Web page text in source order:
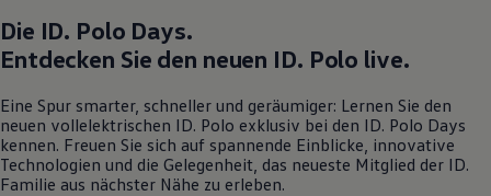
Die ID. Polo Days.
Entdecken Sie den neuen ID. Polo live.
Eine Spur smarter, schneller und geräumiger: Lernen Sie den
neuen vollelektrischen ID. Polo exklusiv bei den ID. Polo Days
kennen. Freuen Sie sich auf spannende Einblicke, innovative
Technologien und die Gelegenheit, das neueste Mitglied der ID.
Familie aus nächster Nähe zu erleben.